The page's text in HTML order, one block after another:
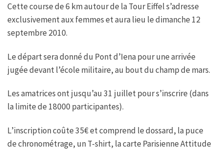
Cette course de 6 km autour de la Tour Eiffel s’adresse
exclusivement aux femmes et aura lieu le dimanche 12
septembre 2010.
Le départ sera donné du Pont d’Iena pour une arrivée
jugée devant l’école militaire, au bout du champ de mars.
Les amatrices ont jusqu’au 31 juillet pour s’inscrire (dans
la limite de 18000 participantes).
L’inscription coûte 35€ et comprend le dossard, la puce
de chronométrage, un T-shirt, la carte Parisienne Attitude